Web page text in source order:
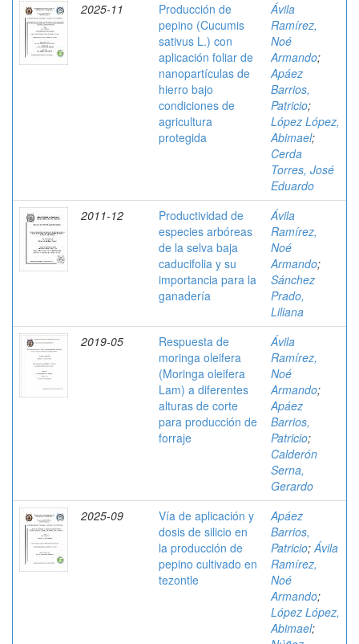
2025-11
Producción de
pepino (Cucumis
sativus L.) con
aplicación foliar de
nanopartículas de
hierro bajo
condiciones de
agricultura
protegida
Ávila
Ramírez,
Noé
Armando;
Apáez
Barrios,
Patricio;
López López,
Abimael;
Cerda
Torres, José
Eduardo
2011-12
Productividad de
especies arbóreas
de la selva baja
caducifolia y su
importancia para la
ganadería
Ávila
Ramírez,
Noé
Armando;
Sánchez
Prado,
Liliana
2019-05
Respuesta de
moringa oleifera
(Moringa oleifera
Lam) a diferentes
alturas de corte
para producción de
forraje
Ávila
Ramírez,
Noé
Armando;
Apáez
Barrios,
Patricio;
Calderón
Serna,
Gerardo
2025-09
Vía de aplicación y
dosis de silicio en
la producción de
pepino cultivado en
tezontle
Apáez
Barrios,
Patricio;Ávila
Ramírez,
Noé
Armando;
López López,
Abimael;